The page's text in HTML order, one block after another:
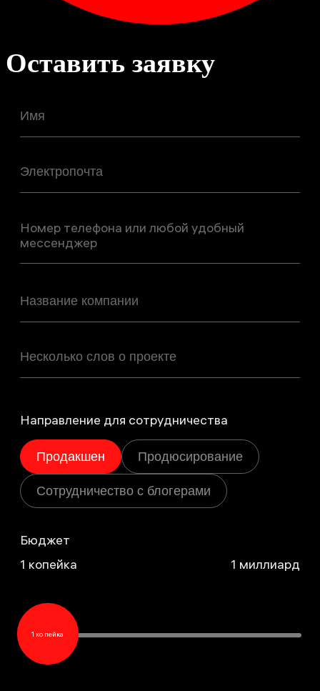
Оставить заявку
Направление для сотрудничества
Продакшен Продюсирование
Сотрудничество с блогерами
Бюджет
1 копейка
1 миллиард
1 копейка